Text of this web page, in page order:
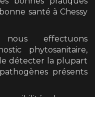
santé à Chessy
effectuons
phytosanitaire,
détecter la plupart
présents
de vous